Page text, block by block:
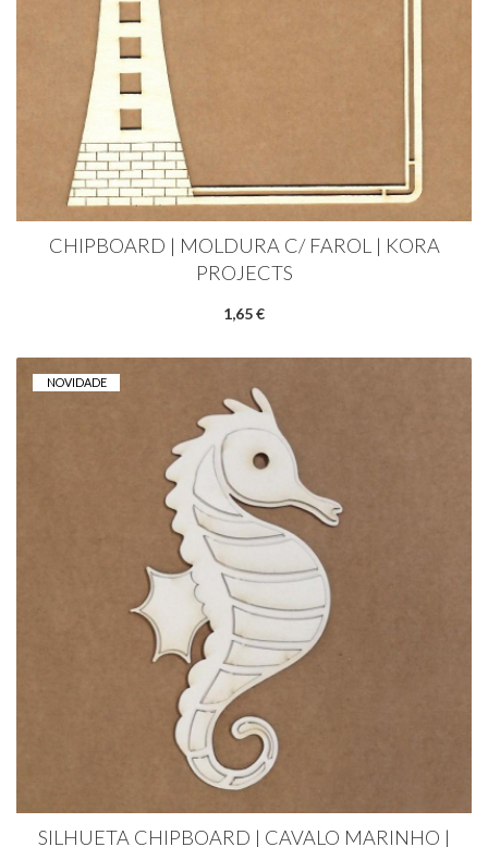
CHIPBOARD | MOLDURA C/ FAROL | KORA
PROJECTS
1,65 €
NOVIDADE
SILHUETA CHIPBOARD | CAVALO MARINHO |